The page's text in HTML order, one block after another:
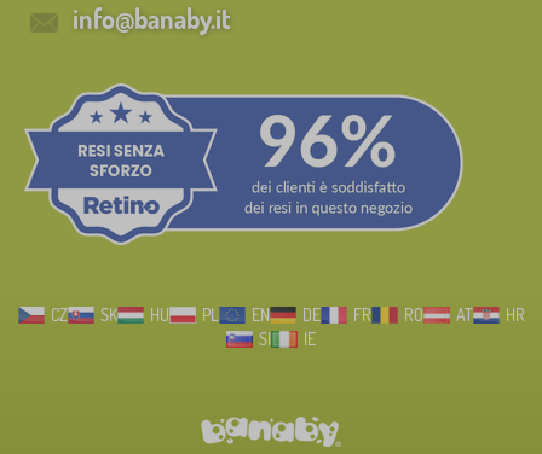
info@banaby.it
CZ SK HU PL EN DE FR RO AT
HR
SI
IE